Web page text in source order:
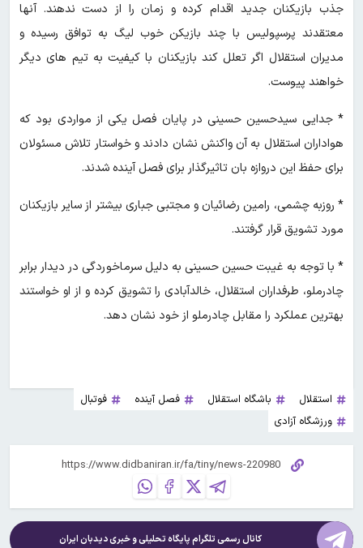
جذب بازیکنان جدید اقدام کرده و زمان را از دست ندهند. آنها
معتقدند پرسپولیس با چند بازیکن خوب لیگ به توافق رسیده و
مدیران استقلال اگر تعلل کند بازیکنان با کیفیت به تیم های دیگر
خواهند پیوست.
* جدایی سیدحسین حسینی در پایان فصل یکی از مواردی بود که
هواداران استقلال به آن واکنش نشان دادند و خواستار تلاش مسئولان
برای حفظ این دروازه بان تاثیرگذار برای فصل آینده شدند.
* روزبه چشمی، رامین رضائیان و مجتبی جباری بیشتر از سایر بازیکنان
مورد تشویق قرار گرفتند.
* با توجه به غیبت حسین حسینی به دلیل سرماخوردگی در دیدار برابر
چادرملو، طرفداران استقلال، خالدآبادی را تشویق کرده و از او خواستند
بهترین عملکرد را مقابل چادرملو از خود نشان دهد.
استقلال باشگاه استقلال فصل آینده
فوتبال
ورزشگاه آزادی
کانال رسمی تلگرام پایگاه تحلیلی و خبریدیدبان ایران